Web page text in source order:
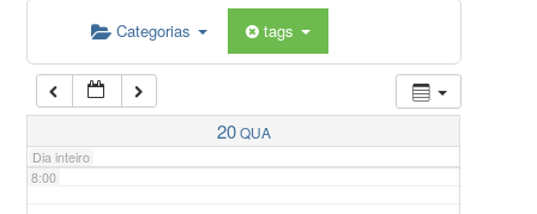
Categorias tags
20QUA
Dia inteiro
7:00
8:00